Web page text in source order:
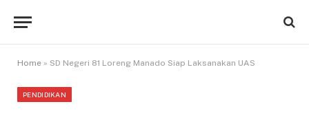
Home » SD Negeri 81 Loreng Manado Siap Laksanakan UAS
PENDIDIKAN